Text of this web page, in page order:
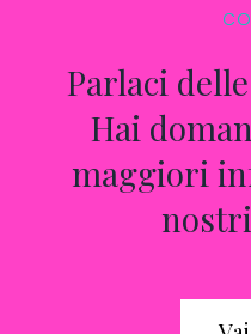
Parlaci
Hai
maggiori